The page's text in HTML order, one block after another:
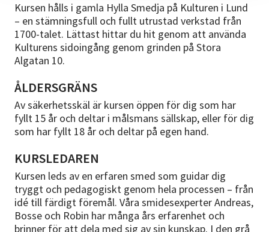
Kursen hålls i gamla Hylla Smedja på Kulturen i Lund
– en stämningsfull och fullt utrustad verkstad från
1700-talet. Lättast hittar du hit genom att använda
Kulturens sidoingång genom grinden på Stora
Algatan 10.
ÅLDERSGRÄNS
Av säkerhetsskäl är kursen öppen för dig som har
fyllt 15 år och deltar i målsmans sällskap, eller för dig
som har fyllt 18 år och deltar på egen hand.
KURSLEDAREN
Kursen leds av en erfaren smed som guidar dig
tryggt och pedagogiskt genom hela processen – från
idé till färdigt föremål. Våra smidesexperter Andreas,
Bosse och Robin har många års erfarenhet och
brinner för att dela med sig av sin kunskap. I den grå